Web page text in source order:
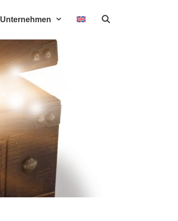
Unternehmen